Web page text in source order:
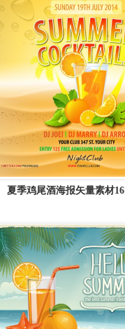
夏季鸡尾酒海报矢量素材